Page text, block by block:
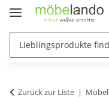
Zurück zur Liste Möbel